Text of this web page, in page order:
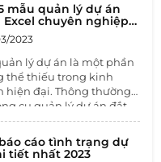
và phân bổ công việc
thành viên trong nhóm.
là top 8 mẫu quản lý
Hãy cùng 1BOSS tìm
bài viết dưới đây nhé.
mẫu quản lý dự án
Excel chuyên nghiệp
người mới
2023
lý dự án là một phần
thể thiếu trong kinh
hiện đại. Thông thường,
cụ quản lý dự án đắt
phức tạp, tuy nhiên,
vẫn được sử dụng phổ
một công cụ giúp đỡ
cáo tình trạng dự
tiết nhất 2023